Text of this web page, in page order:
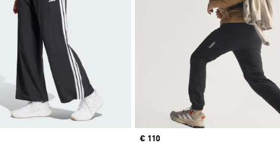
Price
€ 110